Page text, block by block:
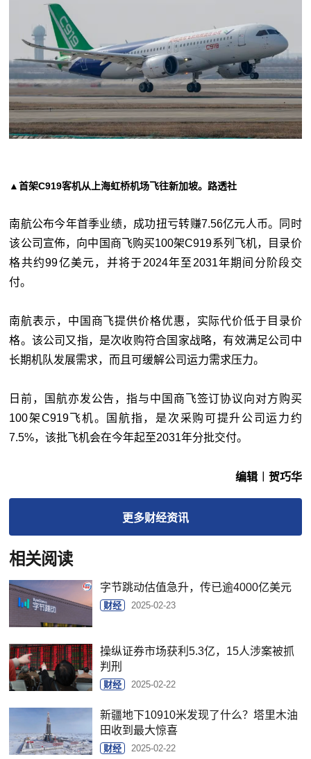
▲首架C919客机从上海虹桥机场飞往新加坡。路透社
南航公布今年首季业绩，成功扭亏转赚7.56亿元人币。同时
该公司宣佈，向中国商飞购买100架C919系列飞机，目录价
格共约99亿美元，并将于2024年至2031年期间分阶段交
付。
南航表示，中国商飞提供价格优惠，实际代价低于目录价
格。该公司又指，是次收购符合国家战略，有效满足公司中
长期机队发展需求，而且可缓解公司运力需求压力。
日前，国航亦发公告，指与中国商飞签订协议向对方购买
100架C919飞机。国航指，是次采购可提升公司运力约
7.5%，该批飞机会在今年起至2031年分批交付。
编辑︱贺巧华
更多财经资讯
相关阅读
字节跳动估值急升，传已逾4000亿美元
财经 2025-02-23
操纵证券市场获利5.3亿，15人涉案被抓
判刑
财经 2025-02-22
新疆地下10910米发现了什么？塔里木油
田收到最大惊喜
财经 2025-02-22